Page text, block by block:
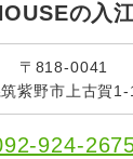
の入
〒818-0041
紫野市上古賀
924-